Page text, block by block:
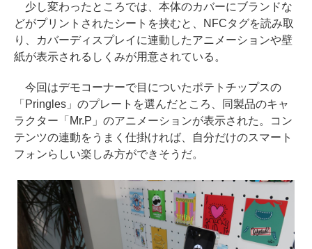
少し変わったところでは、本体のカバーにブランドな
どがプリントされたシートを挟むと、NFCタグを読み取
り、カバーディスプレイに連動したアニメーションや壁
紙が表示されるしくみが用意されている。
今回はデモコーナーで目についたポテトチップスの
「Pringles」のプレートを選んだところ、同製品のキャ
ラクター「Mr.P」のアニメーションが表示された。コン
テンツの連動をうまく仕掛ければ、自分だけのスマート
フォンらしい楽しみ方ができそうだ。